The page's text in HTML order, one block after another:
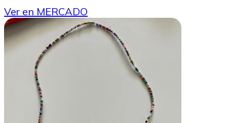
Ver en MERCADO